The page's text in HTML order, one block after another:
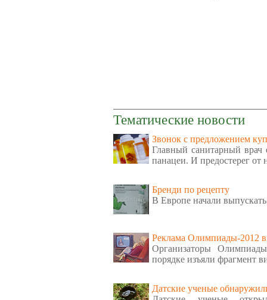
Тематические новости
Звонок с предложением
Главный санитарный врач
панацеи. И предостерег
Бренди по рецепту
В Европе начали
Реклама Олимпиады-2012
Организаторы
порядке изъяли фрагмент
Датские ученые